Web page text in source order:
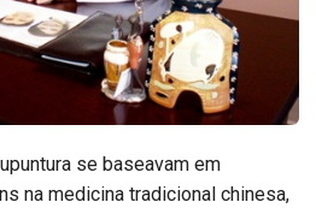
se baseavam em
na medicina tradicional chinesa,